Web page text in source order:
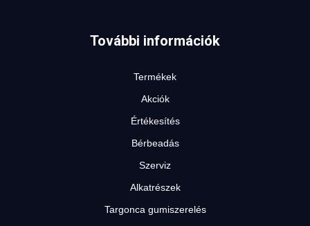
További információk
Termékek
Akciók
Értékesítés
Bérbeadás
Szerviz
Alkatrészek
Targonca gumiszerelés